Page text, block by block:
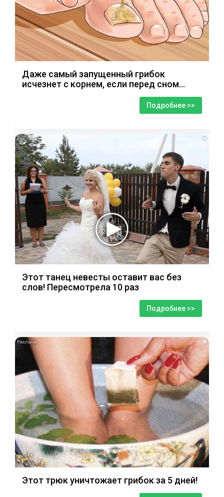
Даже самый запущенный грибок
исчезнет с корнем, если перед сном…
Подробнее >>
i
Этот танец невесты оставит вас без
слов! Пересмотрела 10 раз
Подробнее >>
i
Этот трюк уничтожает грибок за 5 дней!